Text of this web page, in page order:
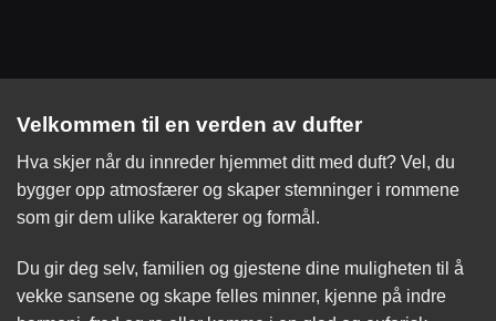
Velkommen til en verden av dufter
Hva skjer når du innreder hjemmet ditt med duft? Vel, du
bygger opp atmosfærer og skaper stemninger i rommene
som gir dem ulike karakterer og formål.
Du gir deg selv, familien og gjestene dine muligheten til å
vekke sansene og skape felles minner, kjenne på indre